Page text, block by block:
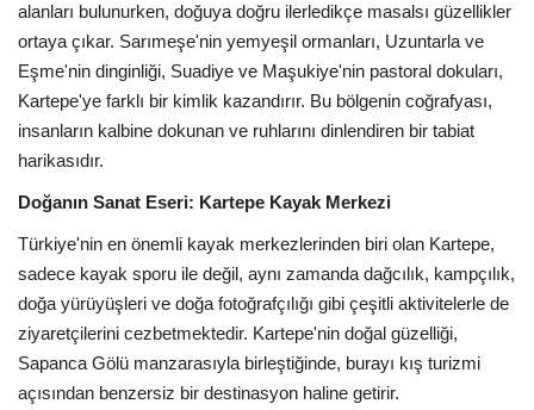
alanları bulunurken, doğuya doğru ilerledikçe masalsı güzellikler
ortaya çıkar. Sarımeşe'nin yemyeşil ormanları, Uzuntarla ve
Eşme'nin dinginliği, Suadiye ve Maşukiye'nin pastoral dokuları,
Kartepe'ye farklı bir kimlik kazandırır. Bu bölgenin coğrafyası,
insanların kalbine dokunan ve ruhlarını dinlendiren bir tabiat
harikasıdır.
Doğanın Sanat Eseri: Kartepe Kayak Merkezi
Türkiye'nin en önemli kayak merkezlerinden biri olan Kartepe,
sadece kayak sporu ile değil, aynı zamanda dağcılık, kampçılık,
doğa yürüyüşleri ve doğa fotoğrafçılığı gibi çeşitli aktivitelerle de
ziyaretçilerini cezbetmektedir. Kartepe'nin doğal güzelliği,
Sapanca Gölü manzarasıyla birleştiğinde, burayı kış turizmi
açısından benzersiz bir destinasyon haline getirir.